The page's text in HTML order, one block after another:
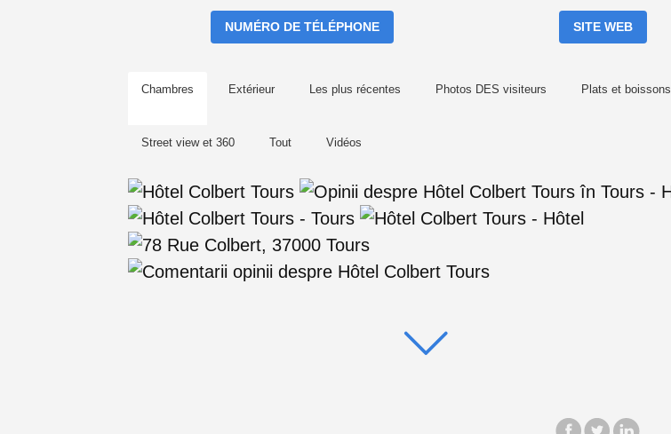
NUMÉRO DE TÉLÉPHONE SITE WEB
Chambres Extérieur Les plus récentes Photos DES visiteurs Plats et boissons
Street view et 360 Tout Vidéos